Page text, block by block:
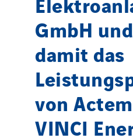
GmbH
damit das
von
VINCI
TranzCom
Travesset Beziers
Tunzini Antilles
Tunzini Grand Ouest
Tunzini Maintenance
TUNZINI Nucléaire
Tunzini Paris